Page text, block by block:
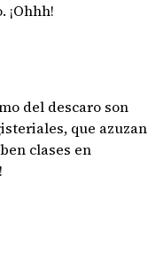
¡Ohhh!
del descaro son
que azuzan
clases en